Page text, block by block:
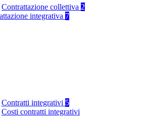
Contrattazione collettiva 2
integrativa 7
Contratti integrativi 5
Costi contratti integrativi